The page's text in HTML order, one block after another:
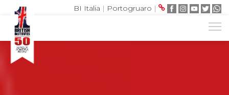
BI Italia | Portogruaro |